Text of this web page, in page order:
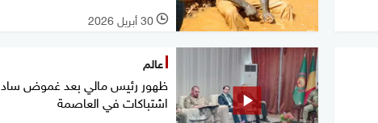
l 30 أبريل 2026
عالم
ظهور رئيس مالي بعد غموض ساد
اشتباكات في العاصمة